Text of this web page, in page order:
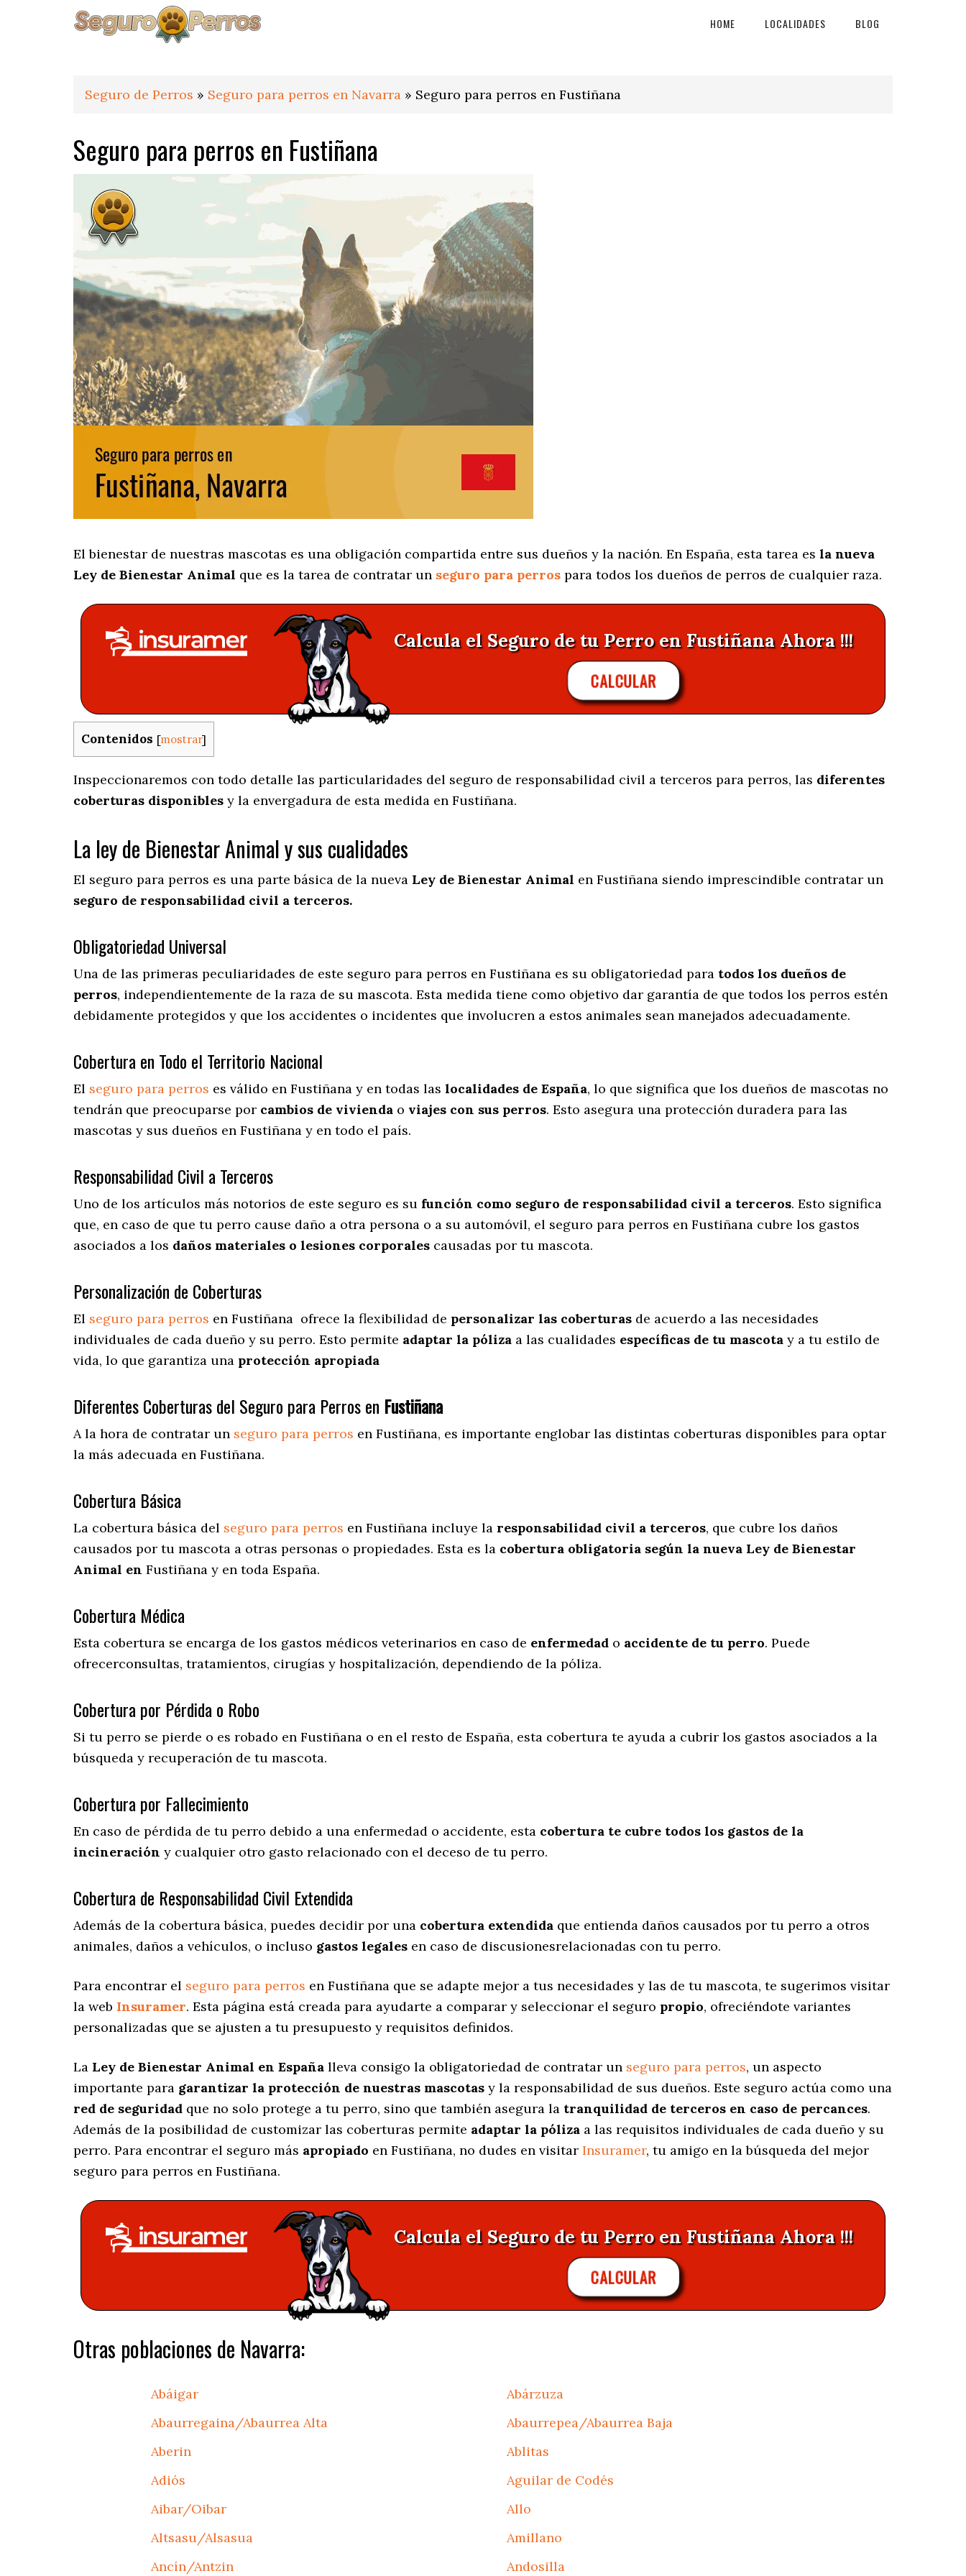
HOME LOCALIDADES BLOG
Seguro de Perros » Seguro para perros en Navarra » Seguro para perros en Fustiñana
Seguro para perros en Fustiñana
El bienestar de nuestras mascotas es una obligación compartida entre sus dueños y la nación. En España, esta tarea es la nueva
Ley de Bienestar Animal que es la tarea de contratar un seguro para perros para todos los dueños de perros de cualquier raza.
Calcula el Seguro de tu Perro en Fustiñana Ahora !!!
CALCULAR
Contenidos [mostrar]
Inspeccionaremos con todo detalle las particularidades del seguro de responsabilidad civil a terceros para perros, las diferentes
coberturas disponibles y la envergadura de esta medida en Fustiñana.
La ley de Bienestar Animal y sus cualidades
El seguro para perros es una parte básica de la nueva Ley de Bienestar Animal en Fustiñana siendo imprescindible contratar un
seguro de responsabilidad civil a terceros.
Obligatoriedad Universal
Una de las primeras peculiaridades de este seguro para perros en Fustiñana es su obligatoriedad para todos los dueños de
perros, independientemente de la raza de su mascota. Esta medida tiene como objetivo dar garantía de que todos los perros estén
debidamente protegidos y que los accidentes o incidentes que involucren a estos animales sean manejados adecuadamente.
Cobertura en Todo el Territorio Nacional
El seguro para perros es válido en Fustiñana y en todas las localidades de España, lo que significa que los dueños de mascotas no
tendrán que preocuparse por cambios de vivienda o viajes con sus perros. Esto asegura una protección duradera para las
mascotas y sus dueños en Fustiñana y en todo el país.
Responsabilidad Civil a Terceros
Uno de los artículos más notorios de este seguro es su función como seguro de responsabilidad civil a terceros. Esto significa
que, en caso de que tu perro cause daño a otra persona o a su automóvil, el seguro para perros en Fustiñana cubre los gastos
asociados a los daños materiales o lesiones corporales causadas por tu mascota.
Personalización de Coberturas
El seguro para perros en Fustiñana ofrece la flexibilidad de personalizar las coberturas de acuerdo a las necesidades
individuales de cada dueño y su perro. Esto permite adaptar la póliza a las cualidades específicas de tu mascota y a tu estilo de
vida, lo que garantiza una protección apropiada
Diferentes Coberturas del Seguro para Perros en Fustiñana
A la hora de contratar un seguro para perros en Fustiñana, es importante englobar las distintas coberturas disponibles para optar
la más adecuada en Fustiñana.
Cobertura Básica
La cobertura básica del seguro para perros en Fustiñana incluye la responsabilidad civil a terceros, que cubre los daños
causados por tu mascota a otras personas o propiedades. Esta es la cobertura obligatoria según la nueva Ley de Bienestar
Animal en Fustiñana y en toda España.
Cobertura Médica
Esta cobertura se encarga de los gastos médicos veterinarios en caso de enfermedad o accidente de tu perro. Puede
ofrecerconsultas, tratamientos, cirugías y hospitalización, dependiendo de la póliza.
Cobertura por Pérdida o Robo
Si tu perro se pierde o es robado en Fustiñana o en el resto de España, esta cobertura te ayuda a cubrir los gastos asociados a la
búsqueda y recuperación de tu mascota.
Cobertura por Fallecimiento
En caso de pérdida de tu perro debido a una enfermedad o accidente, esta cobertura te cubre todos los gastos de la
incineración y cualquier otro gasto relacionado con el deceso de tu perro.
Cobertura de Responsabilidad Civil Extendida
Además de la cobertura básica, puedes decidir por una cobertura extendida que entienda daños causados por tu perro a otros
animales, daños a vehículos, o incluso gastos legales en caso de discusionesrelacionadas con tu perro.
Para encontrar el seguro para perros en Fustiñana que se adapte mejor a tus necesidades y las de tu mascota, te sugerimos visitar
la web Insuramer. Esta página está creada para ayudarte a comparar y seleccionar el seguro propio, ofreciéndote variantes
personalizadas que se ajusten a tu presupuesto y requisitos definidos.
La Ley de Bienestar Animal en España lleva consigo la obligatoriedad de contratar un seguro para perros, un aspecto
importante para garantizar la protección de nuestras mascotas y la responsabilidad de sus dueños. Este seguro actúa como una
red de seguridad que no solo protege a tu perro, sino que también asegura la tranquilidad de terceros en caso de percances.
Además de la posibilidad de customizar las coberturas permite adaptar la póliza a las requisitos individuales de cada dueño y su
perro. Para encontrar el seguro más apropiado en Fustiñana, no dudes en visitar Insuramer, tu amigo en la búsqueda del mejor
seguro para perros en Fustiñana.
Calcula el Seguro de tu Perro en Fustiñana Ahora !!!
CALCULAR
Otras poblaciones de Navarra:
Abáigar
Abárzuza
Abaurregaina/Abaurrea Alta
Abaurrepea/Abaurrea Baja
Aberin
Ablitas
Adiós
Aguilar de Codés
Aibar/Oibar
Allo
Altsasu/Alsasua
Amillano
Ancín/Antzin
Andosilla